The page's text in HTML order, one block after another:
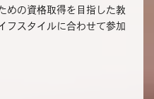
めの資格取得を目指した教
フスタイルに合わせて参加